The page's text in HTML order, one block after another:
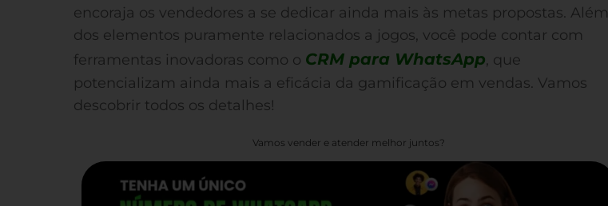
encoraja os vendedores a se dedicar ainda mais às metas propostas. Além
dos elementos puramente relacionados a jogos, você pode contar com
ferramentas inovadoras como o CRM para WhatsApp, que
potencializam ainda mais a eficácia da gamificação em vendas. Vamos
descobrir todos os detalhes!
Vamos vender e atender melhor juntos?